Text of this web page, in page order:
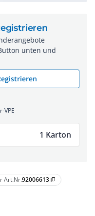
Art.Nr.92006613 content_copy
unten und
VPE
1 Karton